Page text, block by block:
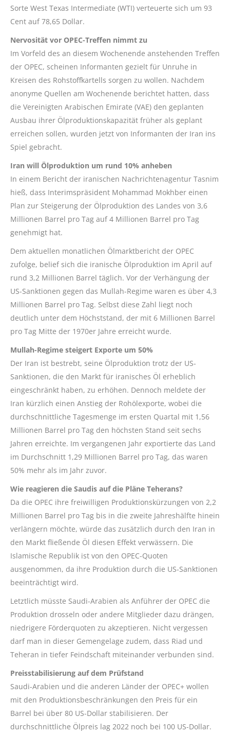
Sorte West Texas Intermediate (WTI) verteuerte sich um 93
Cent auf 78,65 Dollar.
Nervosität vor OPEC-Treffen nimmt zu
Im Vorfeld des an diesem Wochenende anstehenden Treffen
der OPEC, scheinen Informanten gezielt für Unruhe in
Kreisen des Rohstoffkartells sorgen zu wollen. Nachdem
anonyme Quellen am Wochenende berichtet hatten, dass
die Vereinigten Arabischen Emirate (VAE) den geplanten
Ausbau ihrer Ölproduktionskapazität früher als geplant
erreichen sollen, wurden jetzt von Informanten der Iran ins
Spiel gebracht.
Iran will Ölproduktion um rund 10% anheben
In einem Bericht der iranischen Nachrichtenagentur Tasnim
hieß, dass Interimspräsident Mohammad Mokhber einen
Plan zur Steigerung der Ölproduktion des Landes von 3,6
Millionen Barrel pro Tag auf 4 Millionen Barrel pro Tag
genehmigt hat.
Dem aktuellen monatlichen Ölmarktbericht der OPEC
zufolge, belief sich die iranische Ölproduktion im April auf
rund 3,2 Millionen Barrel täglich. Vor der Verhängung der
US-Sanktionen gegen das Mullah-Regime waren es über 4,3
Millionen Barrel pro Tag. Selbst diese Zahl liegt noch
deutlich unter dem Höchststand, der mit 6 Millionen Barrel
pro Tag Mitte der 1970er Jahre erreicht wurde.
Mullah-Regime steigert Exporte um 50%
Der Iran ist bestrebt, seine Ölproduktion trotz der US-
Sanktionen, die den Markt für iranisches Öl erheblich
eingeschränkt haben, zu erhöhen. Dennoch meldete der
Iran kürzlich einen Anstieg der Rohölexporte, wobei die
durchschnittliche Tagesmenge im ersten Quartal mit 1,56
Millionen Barrel pro Tag den höchsten Stand seit sechs
Jahren erreichte. Im vergangenen Jahr exportierte das Land
im Durchschnitt 1,29 Millionen Barrel pro Tag, das waren
50% mehr als im Jahr zuvor.
Wie reagieren die Saudis auf die Pläne Teherans?
Da die OPEC ihre freiwilligen Produktionskürzungen von 2,2
Millionen Barrel pro Tag bis in die zweite Jahreshälfte hinein
verlängern möchte, würde das zusätzlich durch den Iran in
den Markt fließende Öl diesen Effekt verwässern. Die
Islamische Republik ist von den OPEC-Quoten
ausgenommen, da ihre Produktion durch die US-Sanktionen
beeinträchtigt wird.
Letztlich müsste Saudi-Arabien als Anführer der OPEC die
Produktion drosseln oder andere Mitglieder dazu drängen,
niedrigere Förderquoten zu akzeptieren. Nicht vergessen
darf man in dieser Gemengelage zudem, dass Riad und
Teheran in tiefer Feindschaft miteinander verbunden sind.
Preisstabilisierung auf dem Prüfstand
Saudi-Arabien und die anderen Länder der OPEC+ wollen
mit den Produktionsbeschränkungen den Preis für ein
Barrel bei über 80 US-Dollar stabilisieren. Der
durchschnittliche Ölpreis lag 2022 noch bei 100 US-Dollar.